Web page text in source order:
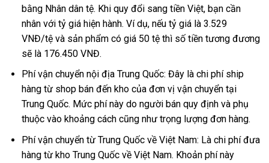
bằng Nhân dân tệ. Khi quy đổi sang tiền Việt, bạn cần
nhân với tỷ giá hiện hành. Ví dụ, nếu tỷ giá là 3.529
VNĐ/tệ và sản phẩm có giá 50 tệ thì số tiền tương đương
sẽ là 176.450 VNĐ.
Phí vận chuyển nội địa Trung Quốc: Đây là chi phí ship
hàng từ shop bán đến kho của đơn vị vận chuyển tại
Trung Quốc. Mức phí này do người bán quy định và phụ
thuộc vào khoảng cách cũng như trọng lượng đơn hàng.
Phí vận chuyển từ Trung Quốc về Việt Nam: Là chi phí đưa
hàng từ kho Trung Quốc về Việt Nam. Khoản phí này